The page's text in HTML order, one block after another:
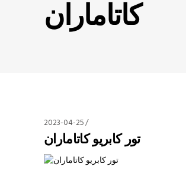
کاتاماران
2023-04-25
تور کابریو کاتاماران